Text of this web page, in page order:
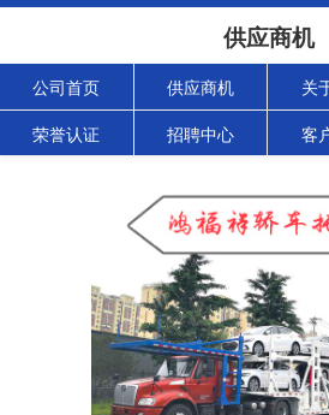
供应商机
公司首页 供应商机 关
荣誉认证 招聘中心 客